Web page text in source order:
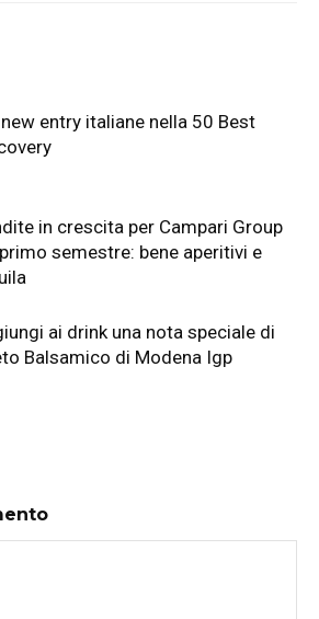
entry italiane nella 50 Best
in crescita per Campari Group
semestre: bene aperitivi e
ai drink una nota speciale di
Balsamico di Modena Igp